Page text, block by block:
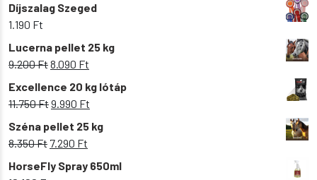
Díjszalag Szeged
1.190 Ft
Lucerna pellet 25 kg
9.200FtOriginal
price
was:
8.090 Ft
price
is:
Excellence 20 kg lótáp
11.750FtOriginal
price
was:
9.990 Ft
price
is:
Széna pellet 25 kg
8.350Ft Original
price
was:
7.290 Ft
price
HorseFly Spray 650ml